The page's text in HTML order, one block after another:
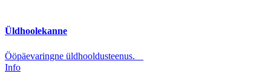
Üldhoolekanne
Ööpäevaringne üldhooldusteenus.
Info